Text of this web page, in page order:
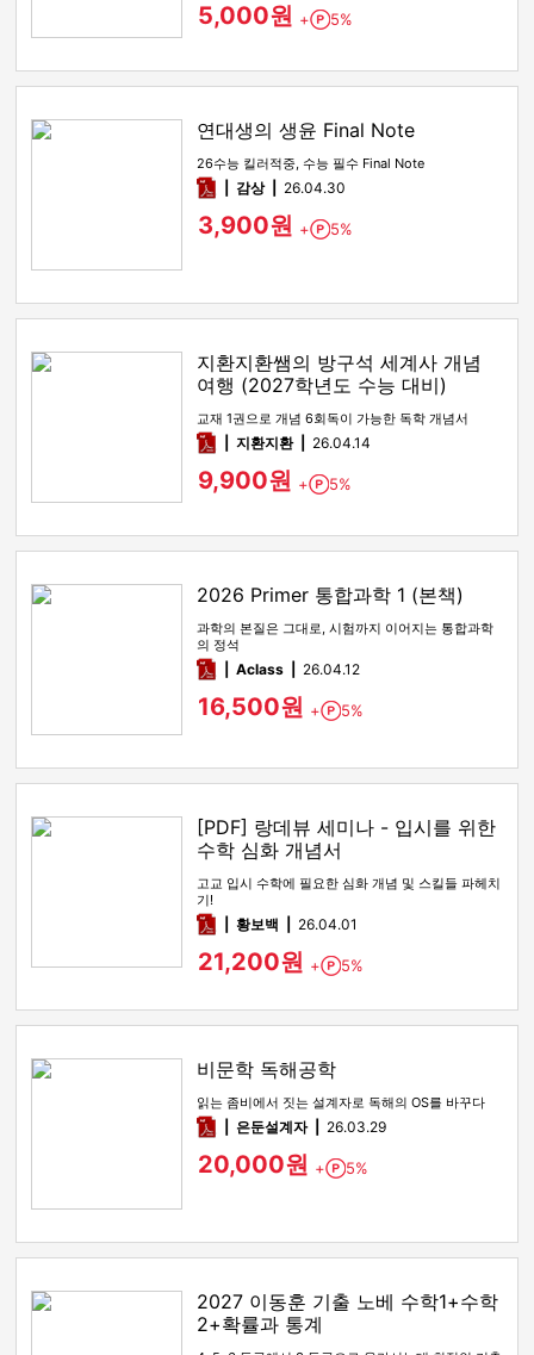
5,000원 + Point
5%
연대생의 생윤 Final Note
26수능 킬러적중, 수능 필수 Final Note
pdf감상​ 26.04.30
3,900원 + Point
5%
지환지환쌤의 방구석 세계사 개념
여행 (2027학년도 수능 대비)
교재 1권으로 개념 6회독이 가능한 독학 개념서
pdf지환지환 26.04.14
9,900원 + Point
5%
2026 Primer 통합과학 1 (본책)
과학의 본질은 그대로, 시험까지 이어지는 통합과학
의 정석
pdfAclass 26.04.12
16,500원 + Point
5%
[PDF] 랑데뷰 세미나 - 입시를 위한
수학 심화 개념서
고교 입시 수학에 필요한 심화 개념 및 스킬들 파헤치
기!
pdf황보백 26.04.01
21,200원 + Point
5%
비문학 독해공학
읽는 좀비에서 짓는 설계자로 독해의 OS를 바꾸다
pdf은둔설계자 26.03.29
20,000원 + Point
5%
2027 이동훈 기출 노베 수학1+수학
2+확률과 통계